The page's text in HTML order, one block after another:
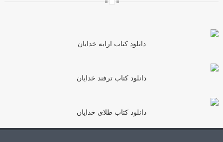
دانلود کتاب ارابه خدایان
دانلود کتاب ترفند خدایان
دانلود کتاب طلای خدایان